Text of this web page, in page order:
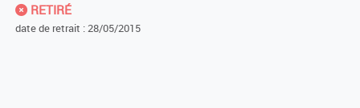
RETIRÉ
date de retrait : 28/05/2015